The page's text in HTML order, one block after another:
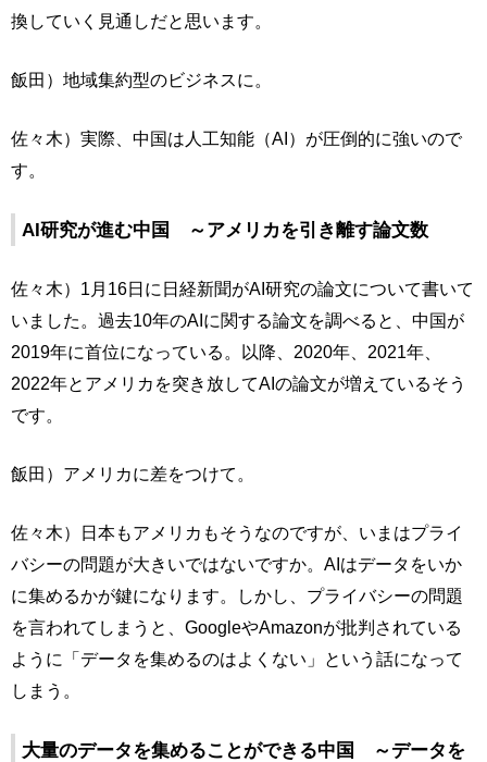
換していく見通しだと思います。
飯田）地域集約型のビジネスに。
佐々木）実際、中国は人工知能（AI）が圧倒的に強いので
す。
AI研究が進む中国 ～アメリカを引き離す論文数
佐々木）1月16日に日経新聞がAI研究の論文について書いて
いました。過去10年のAIに関する論文を調べると、中国が
2019年に首位になっている。以降、2020年、2021年、
2022年とアメリカを突き放してAIの論文が増えているそう
です。
飯田）アメリカに差をつけて。
佐々木）日本もアメリカもそうなのですが、いまはプライ
バシーの問題が大きいではないですか。AIはデータをいか
に集めるかが鍵になります。しかし、プライバシーの問題
を言われてしまうと、GoogleやAmazonが批判されている
ように「データを集めるのはよくない」という話になって
しまう。
大量のデータを集めることができる中国 ～データを